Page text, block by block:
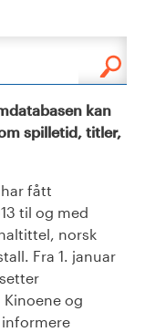
kan
spilletid, titler,
fått
til og med
norsk
Fra 1. januar
og